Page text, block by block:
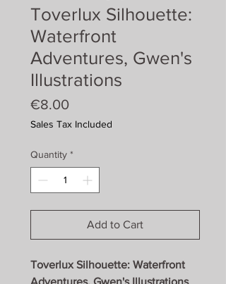
Toverlux Silhouette:
Waterfront
Adventures, Gwen's
Illustrations
€8.00Price
Sales Tax Included
Quantity *
Add to Cart
Toverlux Silhouette: Waterfront
Adventures, Gwen's Illustrations